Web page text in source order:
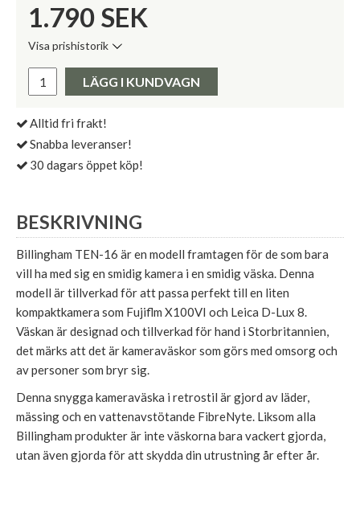
1.790 SEK
Visa prishistorik
Pris:
LÄGG I KUNDVAGN
Alltid fri frakt!
Snabba leveranser!
30 dagars öppet köp!
BESKRIVNING
Billingham TEN-16 är en modell framtagen för de som bara
vill ha med sig en smidig kamera i en smidig väska. Denna
modell är tillverkad för att passa perfekt till en liten
kompaktkamera som Fujiflm X100VI och Leica D-Lux 8.
Väskan är designad och tillverkad för hand i Storbritannien,
det märks att det är kameraväskor som görs med omsorg och
av personer som bryr sig.
Denna snygga kameraväska i retrostil är gjord av läder,
mässing och en vattenavstötande FibreNyte. Liksom alla
Billingham produkter är inte väskorna bara vackert gjorda,
utan även gjorda för att skydda din utrustning år efter år.